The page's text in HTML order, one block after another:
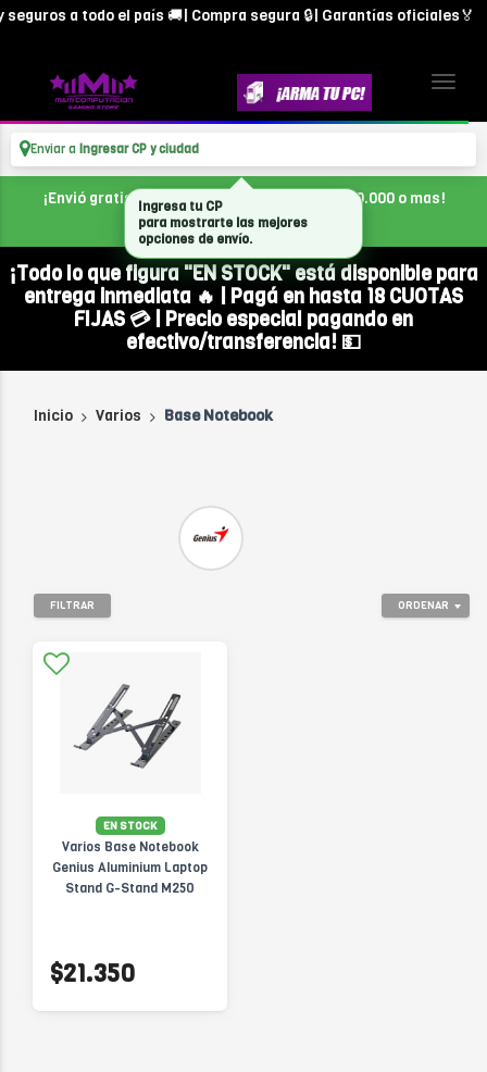
a todo el país 🚚| Compra segura 🔒| Garantías oficiales🏅
Enviar a Ingresar CP y ciudad
¡Envió gratis en CABA, con tu compra de $300.000 o mas!
¡Todo lo que figura "EN STOCK" está disponible para
entrega inmediata 🔥 | Pagá en hasta 18 CUOTAS
FIJAS 💳 | Precio especial pagando en
efectivo/transferencia! 💵
Inicio Varios Base Notebook
ORDENAR
FILTRAR
EN STOCK
Varios Base Notebook
Genius Aluminium Laptop
Stand G-Stand M250
$21.350
Ingresa tu CP
para mostrarte las mejores
opciones de envío.